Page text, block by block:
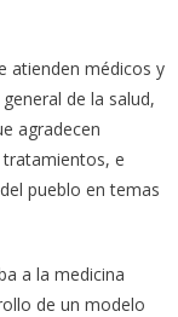
atienden médicos y
de la salud,
agradecen
e
pueblo en temas
a la medicina
de un modelo